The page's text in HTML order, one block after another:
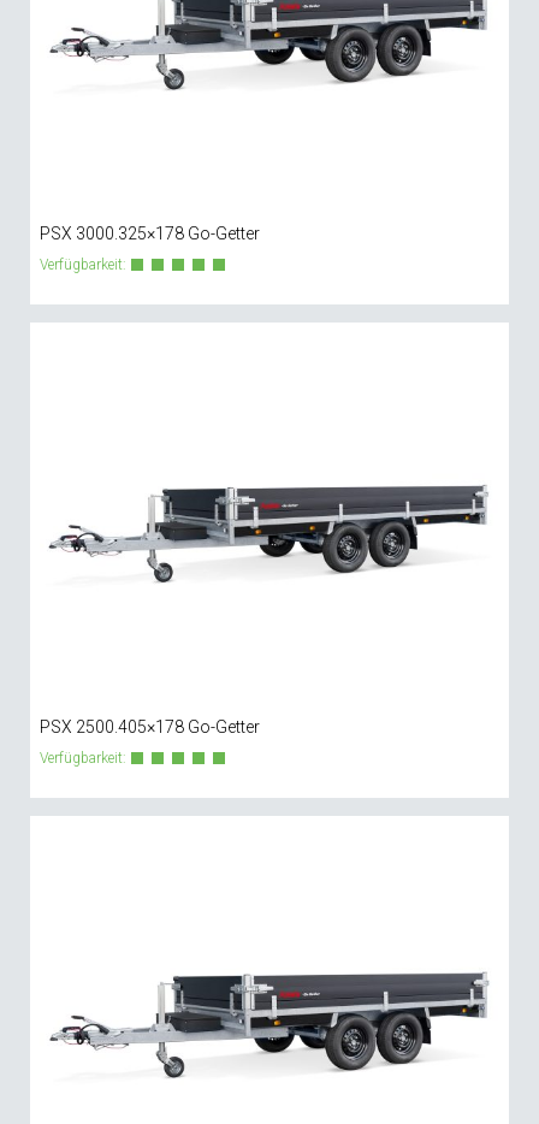
PSX 3000.325×178 Go-Getter
Verfügbarkeit:
PSX 2500.405×178 Go-Getter
Verfügbarkeit: